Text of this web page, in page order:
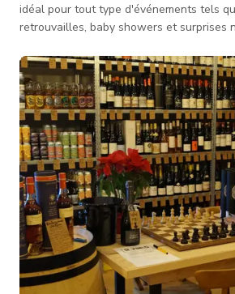
idéal pour tout type d'événements tels
retrouvailles, baby showers et surprises
collègues. Vous pouvez louer cet endroit
Vous pouvez goûter à la cuisine moyen-
africaine et libanaise halal. Veuillez contacter l'hôte pour un
tarif personnalisé et l'achat requis de
avant la ré